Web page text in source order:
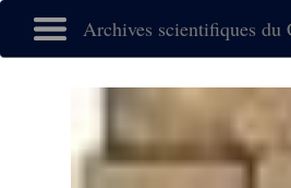
Archives scientifiques du